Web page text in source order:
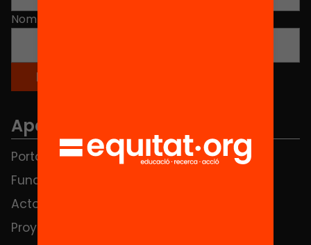
Nombre
Apartados
Portada
Fundación
Actos
Proyectos
FAQS